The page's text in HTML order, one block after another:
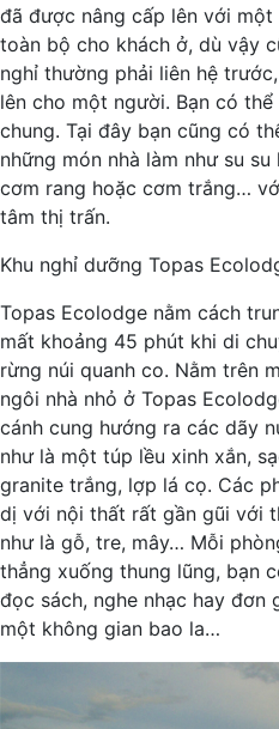
đã được nâng cấp lên với
toàn bộ cho khách ở, dù vậy
nghỉ thường phải liên hệ
lên cho một người. Bạn có
chung. Tại đây bạn cũng có
những món nhà làm như su
cơm rang hoặc cơm trắng…
tâm thị trấn.
Khu nghỉ dưỡng Topas
Topas Ecolodge nằm cách
mất khoảng 45 phút khi di
rừng núi quanh co. Nằm trên
ngôi nhà nhỏ ở Topas
cánh cung hướng ra các dãy
như là một túp lều xinh xắn,
granite trắng, lợp lá cọ. Các
dị với nội thất rất gần gũi với
như là gỗ, tre, mây… Mỗi
thẳng xuống thung lũng, bạn
đọc sách, nghe nhạc hay đơn
một không gian bao la…